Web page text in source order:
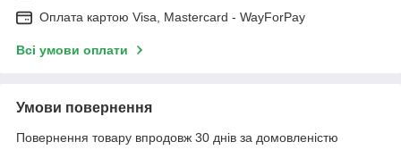
Оплата картою Visa, Mastercard - WayForPay
Всі умови оплати
Умови повернення
Повернення товару впродовж 30 днів за домовленістю